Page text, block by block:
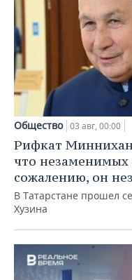
Общество 03 авг, 00:00
Рифкат
что незаменимых
сожалению, он
В Татарстане прошел
Хузина